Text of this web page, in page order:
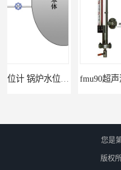
您是
版权